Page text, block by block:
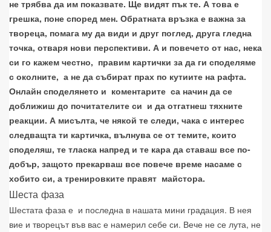
не трябва да им показвате. Ще видят пък те. А това е
грешка, поне според мен. Обратната връзка е важна за
твореца, помага му да види и друг поглед, друга гледна
точка, отваря нови перспективи. А и повечето от нас, нека
си го кажем честно, правим картички за да ги споделяме
с околните, а не да събират прах по кутиите на рафта.
Онлайн споделянето и коментарите са начин да се
доближиш до почитателите си и да отгатнеш тяхните
реакции. А мисълта, че някой те следи, чака с интерес
следващта ти картичка, вълнува се от темите, които
споделяш, те тласка напред и те кара да ставаш все по-
добър, защото прекарваш все повече време насаме с
хобито си, а тренировките правят майстора.
Шеста фаза
Шестата фаза е и последна в нашата мини градация. В нея
вие и творецът във вас е намерил себе си. Вече не се лута, не